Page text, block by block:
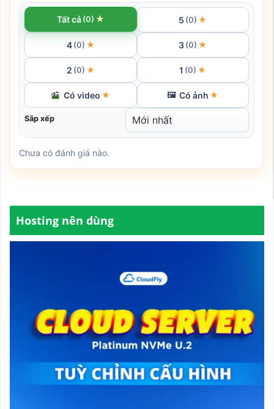
Tất cả (0) ★ 5 (0) ★
4 (0) ★ 3 (0) ★
2 (0) ★ 1 (0) ★
Có video ★ 🖼 Có ảnh ★
Sắp xếp
Chưa có đánh giá nào.
Hosting nên dùng